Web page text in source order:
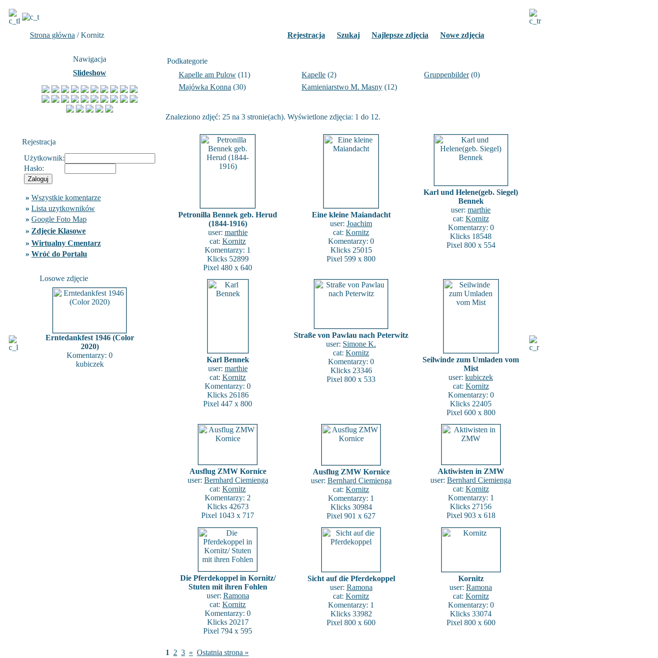
Strona główna / Kornitz Rejestracja Szukaj Najlepsze zdjęcia Nowe zdjęcia
Nawigacja
Slideshow
Rejestracja
Użytkownik:
Hasło:
» Wszystkie komentarze
» Lista uzytkowników
» Google Foto Map
» Zdjęcie Klasowe
» Wirtualny Cmentarz
» Wróć do Portalu
Losowe zdjęcie
Erntedankfest 1946 (Color
2020)
Komentarzy: 0
kubiczek
Podkategorie
Kapelle am Pulow (11)
Majówka Konna (30)
Kapelle (2)
Kamieniarstwo M. Masny (12)
Gruppenbilder(0)
Znaleziono zdjęć: 25 na 3 stronie(ach). Wyświetlone zdjęcia: 1 do 12.
Petronilla Bennek geb. Herud
(1844-1916)
user: marthie
cat: Kornitz
Komentarzy: 1
Klicks 52899
Pixel 480 x 640
Eine kleine Maiandacht
user: Joachim
cat: Kornitz
Komentarzy: 0
Klicks 25015
Pixel 599 x 800
Karl und Helene(geb. Siegel)
Bennek
user: marthie
cat: Kornitz
Komentarzy: 0
Klicks 18548
Pixel 800 x 554
Karl Bennek
user: marthie
cat: Kornitz
Komentarzy: 0
Klicks 26186
Pixel 447 x 800
Straße von Pawlau nach Peterwitz
user: Simone K.
cat: Kornitz
Komentarzy: 0
Klicks 23346
Pixel 800 x 533
Seilwinde zum Umladen vom
Mist
user: kubiczek
cat: Kornitz
Komentarzy: 0
Klicks 22405
Pixel 600 x 800
Ausflug ZMW Kornice
user: Bernhard Ciemienga
cat: Kornitz
Komentarzy: 2
Klicks 42673
Pixel 1043 x 717
Ausflug ZMW Kornice
user: Bernhard Ciemienga
cat: Kornitz
Komentarzy: 1
Klicks 30984
Pixel 901 x 627
Aktiwisten in ZMW
user: Bernhard Ciemienga
cat: Kornitz
Komentarzy: 1
Klicks 27156
Pixel 903 x 618
Die Pferdekoppel in Kornitz/
Stuten mit ihren Fohlen
user: Ramona
cat: Kornitz
Komentarzy: 0
Klicks 20217
Pixel 794 x 595
Sicht auf die Pferdekoppel
user: Ramona
cat: Kornitz
Komentarzy: 1
Klicks 33982
Pixel 800 x 600
Kornitz
user: Ramona
cat: Kornitz
Komentarzy: 0
Klicks 33074
Pixel 800 x 600
1 2 3 » Ostatnia strona »